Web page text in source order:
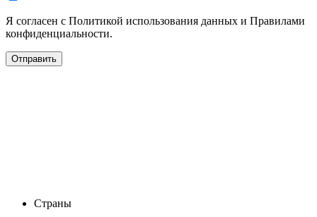
Я согласен с Политикой использования данных и Правилами
конфиденциальности.
Страны